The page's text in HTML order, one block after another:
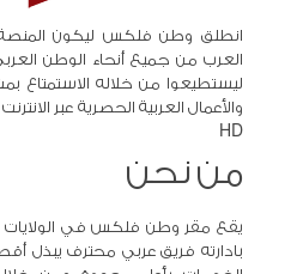
انطلق وطن فلكس ليكون
العرب من جميع أنحاء الوطن
ليستطيعوا من خلاله الاستمتاع
HD
من نحن
يقع مقر وطن فلكس في الولايات
بادارته فريق عربي محترف يبذل